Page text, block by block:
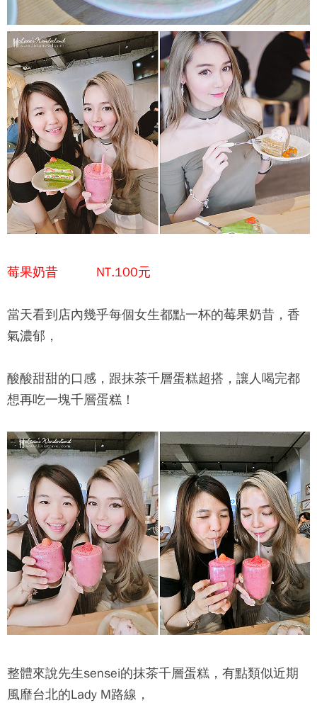
莓果奶昔 NT.100元
當天看到店內幾乎每個女生都點一杯的莓果奶昔，香
氣濃郁，
酸酸甜甜的口感，跟抹茶千層蛋糕超搭，讓人喝完都
想再吃一塊千層蛋糕！
整體來說先生sensei的抹茶千層蛋糕，有點類似近期
風靡台北的Lady M路線，